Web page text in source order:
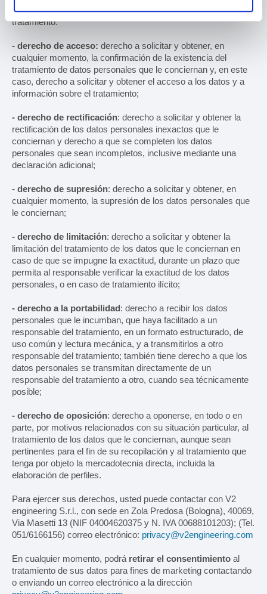
enumerados a continuación, ante el Responsable del
tratamiento:
- derecho de acceso: derecho a solicitar y obtener, en
cualquier momento, la confirmación de la existencia del
tratamiento de datos personales que le conciernan y, en este
caso, derecho a solicitar y obtener el acceso a los datos y a
información sobre el tratamiento;
- derecho de rectificación: derecho a solicitar y obtener la
rectificación de los datos personales inexactos que le
conciernan y derecho a que se completen los datos
personales que sean incompletos, inclusive mediante una
declaración adicional;
- derecho de supresión: derecho a solicitar y obtener, en
cualquier momento, la supresión de los datos personales que
le conciernan;
- derecho de limitación: derecho a solicitar y obtener la
limitación del tratamiento de los datos que le conciernan en
caso de que se impugne la exactitud, durante un plazo que
permita al responsable verificar la exactitud de los datos
personales, o en caso de tratamiento ilícito;
- derecho a la portabilidad: derecho a recibir los datos
personales que le incumban, que haya facilitado a un
responsable del tratamiento, en un formato estructurado, de
uso común y lectura mecánica, y a transmitirlos a otro
responsable del tratamiento; también tiene derecho a que los
datos personales se transmitan directamente de un
responsable del tratamiento a otro, cuando sea técnicamente
posible;
- derecho de oposición: derecho a oponerse, en todo o en
parte, por motivos relacionados con su situación particular, al
tratamiento de los datos que le conciernan, aunque sean
pertinentes para el fin de su recopilación y al tratamiento que
tenga por objeto la mercadotecnia directa, incluida la
elaboración de perfiles.
Para ejercer sus derechos, usted puede contactar con V2
engineering S.r.l., con sede en Zola Predosa (Bologna), 40069,
Via Masetti 13 (NIF 04004620375 y N. IVA 00688101203); (Tel.
051/6166156) correo electrónico: privacy@v2engineering.com
En cualquier momento, podrá retirar el consentimiento al
tratamiento de sus datos para fines de marketing contactando
o enviando un correo electrónico a la dirección